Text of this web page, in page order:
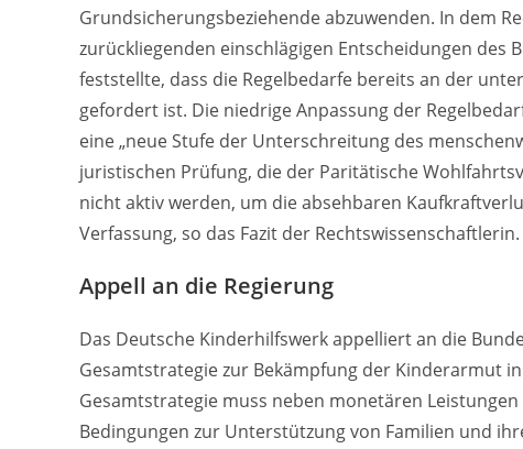
Grundsicherungsbeziehende abzuwenden. In dem
zurückliegenden einschlägigen Entscheidungen des
feststellte, dass die Regelbedarfe bereits an der
gefordert ist. Die niedrige Anpassung der
eine „neue Stufe der Unterschreitung des
juristischen Prüfung, die der Paritätische
nicht aktiv werden, um die absehbaren
Verfassung, so das Fazit der Rechtswissenschaftlerin.
Appell an die Regierung
Das Deutsche Kinderhilfswerk appelliert an die
Gesamtstrategie zur Bekämpfung der Kinderarmut
Gesamtstrategie muss neben monetären
Bedingungen zur Unterstützung von Familien und